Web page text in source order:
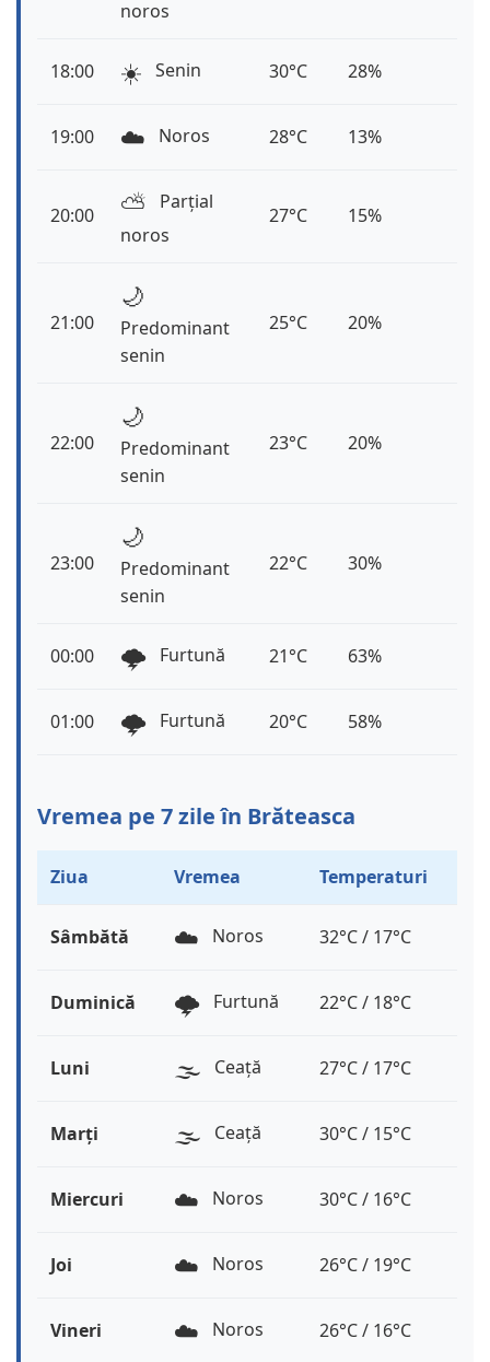
noros
18:00 ☀️ Senin 30°C 28%
19:00 ☁️ Noros 28°C 13%
20:00 ⛅️
Parțial
noros
27°C 15%
21:00
🌙
Predominant
senin
25°C 20%
22:00
🌙
Predominant
senin
23°C 20%
23:00
🌙
Predominant
senin
22°C 30%
00:00 🌩️ Furtună 21°C 63%
01:00 🌩️ Furtună 20°C 58%
Vremea pe 7 zile în Brăteasca
Ziua Vremea Temperaturi
Sâmbătă ☁️ Noros 32°C / 17°C
Duminică 🌩️ Furtună 22°C / 18°C
Luni 🌫️ Ceață 27°C / 17°C
Marți 🌫️ Ceață 30°C / 15°C
Miercuri ☁️ Noros 30°C / 16°C
Joi ☁️ Noros 26°C / 19°C
Vineri ☁️ Noros 26°C / 16°C